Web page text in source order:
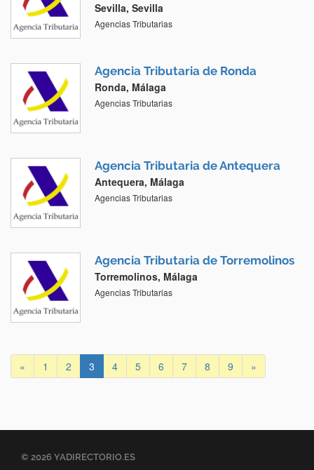
Sevilla, Sevilla
Agencias Tributarias
Agencia Tributaria de Ronda
Ronda, Málaga
Agencias Tributarias
Agencia Tributaria de Antequera
Antequera, Málaga
Agencias Tributarias
Agencia Tributaria de Torremolinos
Torremolinos, Málaga
Agencias Tributarias
« 1 2 3 4 5 6 7 8 9 »
© 2026 YADIRECTORIO.ES